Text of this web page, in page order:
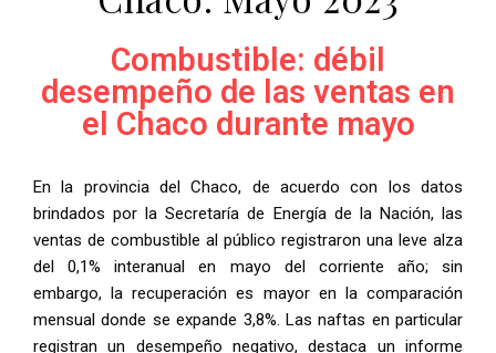
Combustible: débil
desempeño de las ventas en
el Chaco durante mayo
En la provincia del Chaco, de acuerdo con los datos
brindados por la Secretaría de Energía de la Nación, las
ventas de combustible al público registraron una leve alza
del 0,1% interanual en mayo del corriente año; sin
embargo, la recuperación es mayor en la comparación
mensual donde se expande 3,8%. Las naftas en particular
registran un desempeño negativo, destaca un informe